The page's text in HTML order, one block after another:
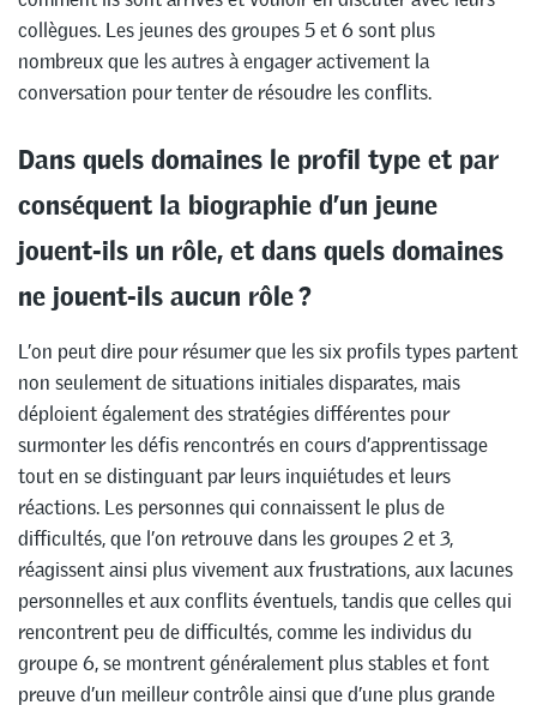
collègues. Les jeunes des groupes 5 et 6 sont plus
nombreux que les autres à engager activement la
conversation pour tenter de résoudre les conflits.
Dans quels domaines le profil type et par
conséquent la biographie d’un jeune
jouent-ils un rôle, et dans quels domaines
ne jouent-ils aucun rôle ?
L’on peut dire pour résumer que les six profils types partent
non seulement de situations initiales disparates, mais
déploient également des stratégies différentes pour
surmonter les défis rencontrés en cours d’apprentissage
tout en se distinguant par leurs inquiétudes et leurs
réactions. Les personnes qui connaissent le plus de
difficultés, que l’on retrouve dans les groupes 2 et 3,
réagissent ainsi plus vivement aux frustrations, aux lacunes
personnelles et aux conflits éventuels, tandis que celles qui
rencontrent peu de difficultés, comme les individus du
groupe 6, se montrent généralement plus stables et font
preuve d’un meilleur contrôle ainsi que d’une plus grande